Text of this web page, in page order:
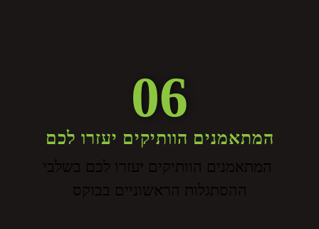
06
המתאמנים הוותיקים יעזרו לכם
המתאמנים הוותיקים יעזרו לכם בשלבי
ההסתגלות הראשוניים בבוקס